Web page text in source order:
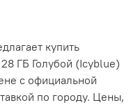
купить
ГБ Голубой (Icyblue)
с официальной
по городу. Цены,